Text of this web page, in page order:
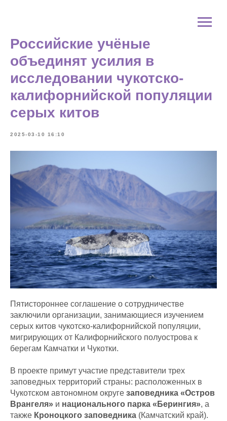
Российские учёные
объединят усилия в
исследовании чукотско-
калифорнийской популяции
серых китов
2025-03-10 16:10
Пятистороннее соглашение о сотрудничестве
заключили организации, занимающиеся изучением
серых китов чукотско-калифорнийской популяции,
мигрирующих от Калифорнийского полуострова к
берегам Камчатки и Чукотки.
В проекте примут участие представители трех
заповедных территорий страны: расположенных в
Чукотском автономном округе заповедника «Остров
Врангеля» и национального парка «Берингия», а
также Кроноцкого заповедника (Камчатский край).